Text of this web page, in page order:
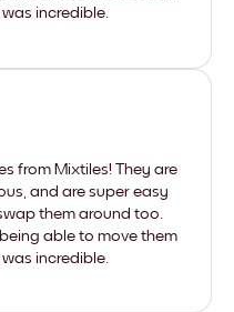
incredible.
from Mixtiles! They are
and are super easy
them around too.
able to move them
incredible.